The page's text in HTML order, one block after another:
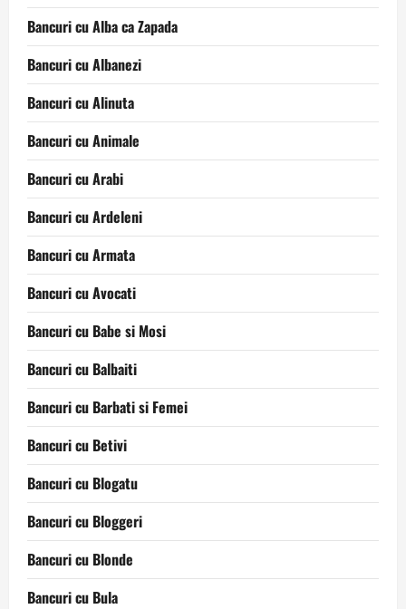
Bancuri cu Alba ca Zapada
Bancuri cu Albanezi
Bancuri cu Alinuta
Bancuri cu Animale
Bancuri cu Arabi
Bancuri cu Ardeleni
Bancuri cu Armata
Bancuri cu Avocati
Bancuri cu Babe si Mosi
Bancuri cu Balbaiti
Bancuri cu Barbati si Femei
Bancuri cu Betivi
Bancuri cu Blogatu
Bancuri cu Bloggeri
Bancuri cu Blonde
Bancuri cu Bula